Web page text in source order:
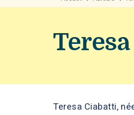
Teresa Ciabatti,